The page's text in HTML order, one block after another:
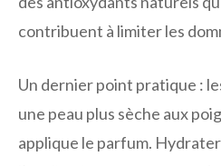
contribuent à limiter les
Un dernier point pratique :
une peau plus sèche aux
applique le parfum.